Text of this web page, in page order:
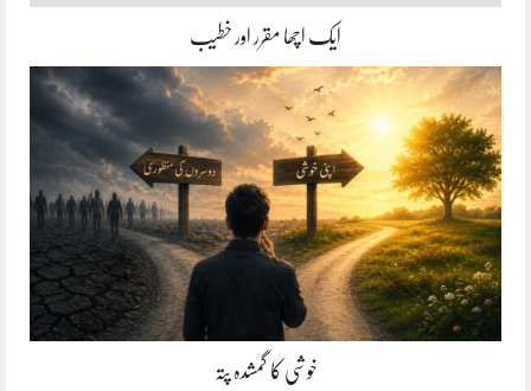
ایک اچھا مقرر اور خطیب
خوشی کا گمشدہ پتہ